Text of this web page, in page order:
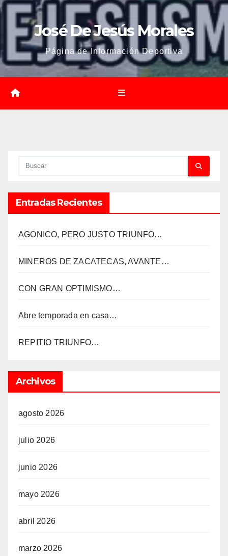
José De Jesús Morales
Página de Información Deportiva
Entradas Recientes
AGONICO, PERO JUSTO TRIUNFO…
MINEROS DE ZACATECAS, AVANTE…
CON GRAN OPTIMISMO…
Abre temporada en casa…
REPITIO TRIUNFO…
Archivos
agosto 2026
julio 2026
junio 2026
mayo 2026
abril 2026
marzo 2026